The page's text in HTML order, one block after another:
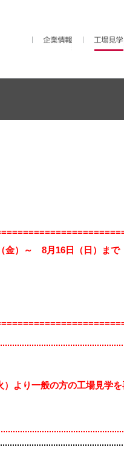
金）～ 8月16日（日）まで
）より一般の方の工場見学を